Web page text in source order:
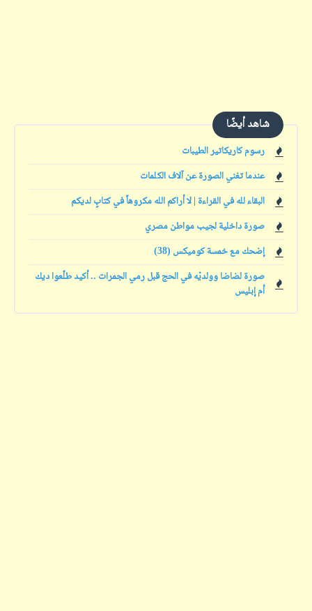
شاهد أيضًا
رسوم كاريكاتير الطيبات
عندما تغني الصورة عن آلاف الكلمات
البقاء لله في القراءة | لا أراكم الله مكروهاً في كتابٍ لديكم
صورة داخلية لجيب مواطن مصري
إضحك مع خمسة كوميكس (38)
صورة لضاضا وولديْه في الحج قبل رمي الجمرات .. أكيد طلّعوا ديك
أم إبليس